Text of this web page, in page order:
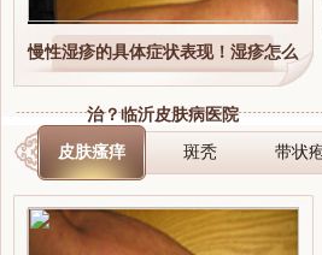
慢性湿疹的具体症状表现！湿疹怎么
治？临沂皮肤病医院
皮肤瘙痒 斑秃 带状